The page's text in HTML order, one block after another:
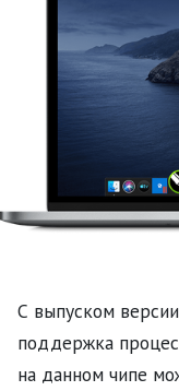
С выпуском
поддержка
на данном чипе